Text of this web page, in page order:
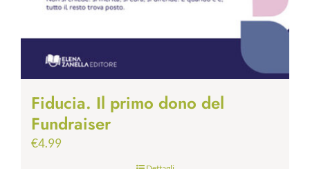
Fiducia. Il primo dono del
Fundraiser
€4.99